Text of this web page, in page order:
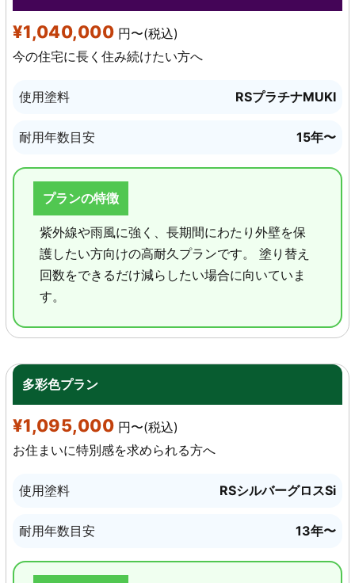
¥1,040,000 円〜(税込)
今の住宅に長く住み続けたい方へ
使用塗料 RSプラチナMUKI
耐用年数目安 15年〜
プランの特徴
紫外線や雨風に強く、長期間にわたり外壁を保
護したい方向けの高耐久プランです。 塗り替え
回数をできるだけ減らしたい場合に向いていま
す。
多彩色プラン
¥1,095,000 円〜(税込)
お住まいに特別感を求められる方へ
使用塗料 RSシルバーグロスSi
耐用年数目安 13年〜